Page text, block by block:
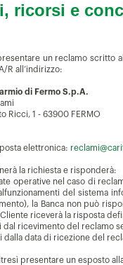
ricorsi e
un reclamo scritto
R all’indirizzo:
di Fermo S.p.A.
Ricci, 1 - 63900 FERMO
elettronica:
la richiesta e risponderà:
operative nel caso di
del sistema
la Banca non può
riceverà la risposta
dal ricevimento del reclamo
dalla data di ricezione del
presentare un esposto